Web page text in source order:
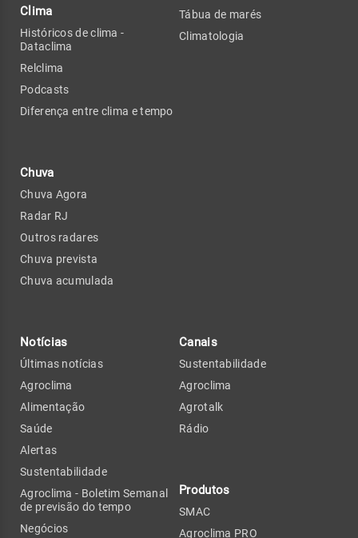
Clima
Históricos de clima -
Dataclima
Relclima
Podcasts
Diferença entre clima e tempo
Chuva
Chuva Agora
Radar RJ
Outros radares
Chuva prevista
Chuva acumulada
Tábua de marés
Climatologia
Notícias
Últimas notícias
Agroclima
Alimentação
Saúde
Alertas
Sustentabilidade
Agroclima - Boletim Semanal
de previsão do tempo
Negócios
Canais
Sustentabilidade
Agroclima
Agrotalk
Rádio
Produtos
SMAC
Agroclima PRO